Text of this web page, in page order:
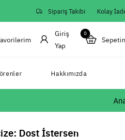
Sipariş Takibi Kolay
Giriş
Yap
0
Hakkımızda
Dost İstersen